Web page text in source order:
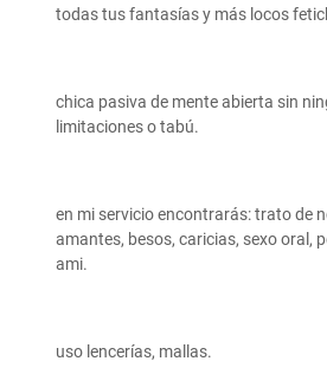
todas tus fantasías y más locos
chica pasiva de mente abierta sin
limitaciones o tabú.
en mi servicio encontrarás: trato de
amantes, besos, caricias, sexo oral,
ami.
uso lencerías, mallas.